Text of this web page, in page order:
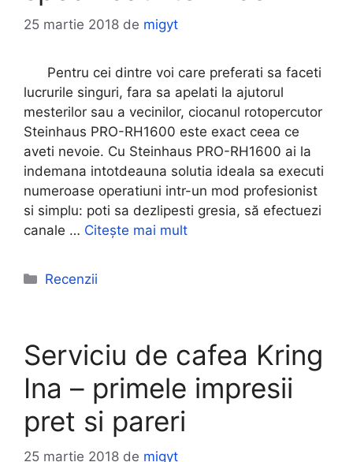
25 martie 2018 de migyt
Pentru cei dintre voi care preferati sa faceti
lucrurile singuri, fara sa apelati la ajutorul
mesterilor sau a vecinilor, ciocanul rotopercutor
Steinhaus PRO-RH1600 este exact ceea ce
aveti nevoie. Cu Steinhaus PRO-RH1600 ai la
indemana intotdeauna solutia ideala sa executi
numeroase operatiuni intr-un mod profesionist
si simplu: poti sa dezlipesti gresia, să efectuezi
canale … Citește mai mult
Categorii
Recenzii
Serviciu de cafea Kring
Ina – primele impresii
pret si pareri
25 martie 2018 de migyt